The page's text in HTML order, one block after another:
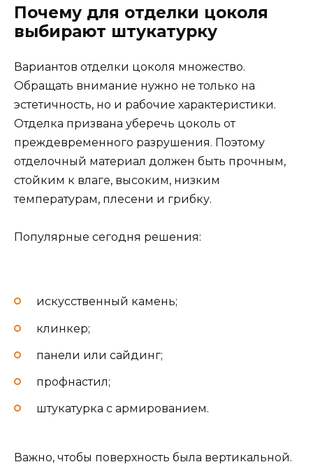
Почему для отделки цоколя
выбирают штукатурку
Вариантов отделки цоколя множество.
Обращать внимание нужно не только на
эстетичность, но и рабочие характеристики.
Отделка призвана уберечь цоколь от
преждевременного разрушения. Поэтому
отделочный материал должен быть прочным,
стойким к влаге, высоким, низким
температурам, плесени и грибку.
Популярные сегодня решения:
искусственный камень;
клинкер;
панели или сайдинг;
профнастил;
штукатурка с армированием.
Важно, чтобы поверхность была вертикальной.